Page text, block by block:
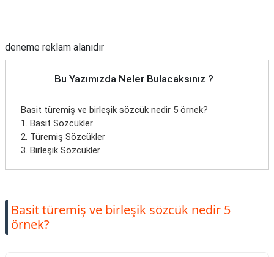
deneme reklam alanıdır
Bu Yazımızda Neler Bulacaksınız ?
Basit türemiş ve birleşik sözcük nedir 5 örnek?
1. Basit Sözcükler
2. Türemiş Sözcükler
3. Birleşik Sözcükler
Basit türemiş ve birleşik sözcük nedir 5
örnek?